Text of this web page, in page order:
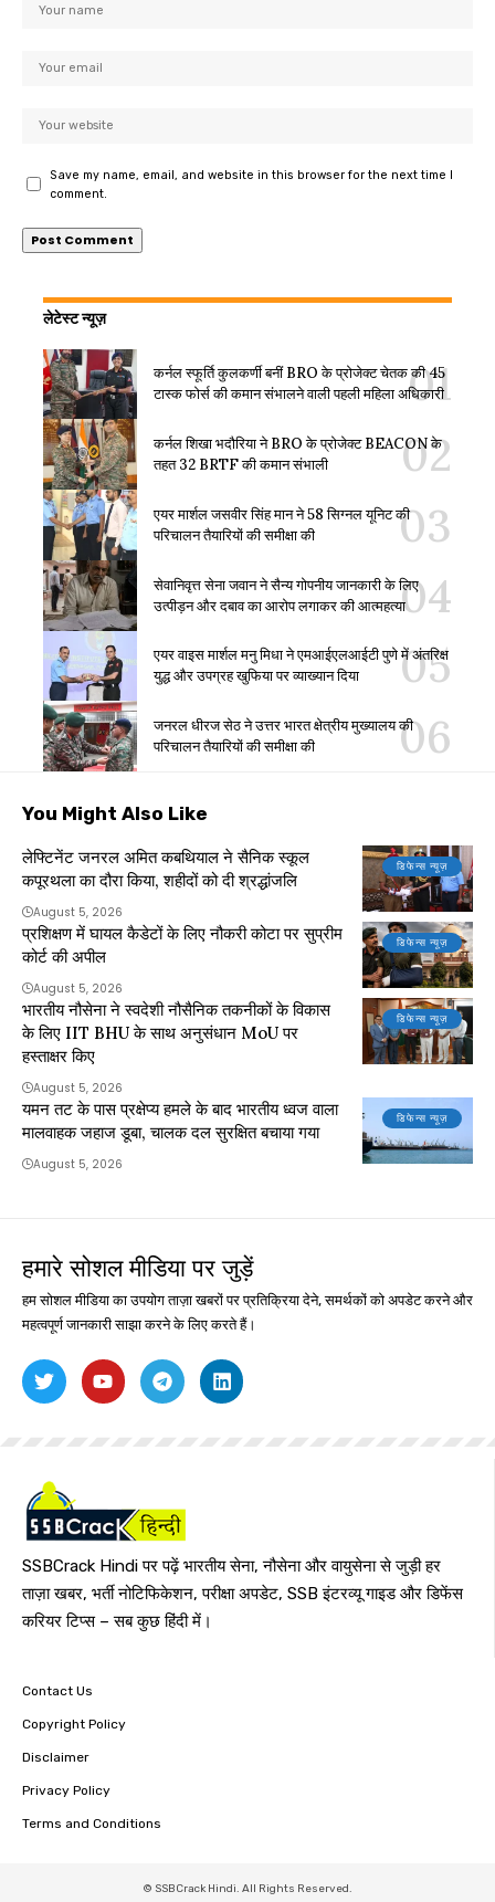
Save my name, email, and website in this browser for the next time I
comment.
लेटेस्ट न्यूज़
कर्नल स्फूर्ति कुलकर्णी बनीं BRO के प्रोजेक्ट चेतक की 45
टास्क फोर्स की कमान संभालने वाली पहली महिला अधिकारी
कर्नल शिखा भदौरिया ने BRO के प्रोजेक्ट BEACON के
तहत 32 BRTF की कमान संभाली
एयर मार्शल जसवीर सिंह मान ने 58 सिग्नल यूनिट की
परिचालन तैयारियों की समीक्षा की
सेवानिवृत्त सेना जवान ने सैन्य गोपनीय जानकारी के लिए
उत्पीड़न और दबाव का आरोप लगाकर की आत्महत्या
एयर वाइस मार्शल मनु मिधा ने एमआईएलआईटी पुणे में अंतरिक्ष
युद्ध और उपग्रह खुफिया पर व्याख्यान दिया
जनरल धीरज सेठ ने उत्तर भारत क्षेत्रीय मुख्यालय की
परिचालन तैयारियों की समीक्षा की
You Might Also Like
डिफेन्स न्यूज़
लेफ्टिनेंट जनरल अमित कबथियाल ने सैनिक स्कूल
कपूरथला का दौरा किया, शहीदों को दी श्रद्धांजलि
August 5, 2026
डिफेन्स न्यूज़
प्रशिक्षण में घायल कैडेटों के लिए नौकरी कोटा पर सुप्रीम
कोर्ट की अपील
August 5, 2026
डिफेन्स न्यूज़
भारतीय नौसेना ने स्वदेशी नौसैनिक तकनीकों के विकास
के लिए IIT BHU के साथ अनुसंधान MoU पर
हस्ताक्षर किए
August 5, 2026
डिफेन्स न्यूज़
यमन तट के पास प्रक्षेप्य हमले के बाद भारतीय ध्वज वाला
मालवाहक जहाज डूबा, चालक दल सुरक्षित बचाया गया
August 5, 2026
हमारे सोशल मीडिया पर जुड़ें
हम सोशल मीडिया का उपयोग ताज़ा खबरों पर प्रतिक्रिया देने, समर्थकों को अपडेट करने और
महत्वपूर्ण जानकारी साझा करने के लिए करते हैं।
SSBCrack Hindi पर पढ़ें भारतीय सेना, नौसेना और वायुसेना से जुड़ी हर
ताज़ा खबर, भर्ती नोटिफिकेशन, परीक्षा अपडेट, SSB इंटरव्यू गाइड और डिफेंस
करियर टिप्स – सब कुछ हिंदी में।
Contact Us
Copyright Policy
Disclaimer
Privacy Policy
Terms and Conditions
© SSBCrack Hindi. All Rights Reserved.